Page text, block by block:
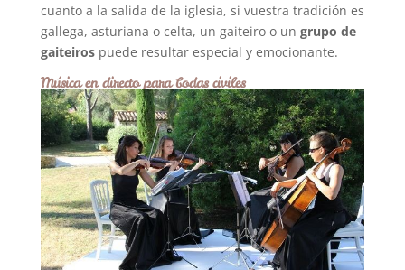
cuanto a la salida de la iglesia, si vuestra tradición es
gallega, asturiana o celta, un gaiteiro o un grupo de
gaiteirospuede resultar especial y emocionante.
Música en directo para bodas civiles